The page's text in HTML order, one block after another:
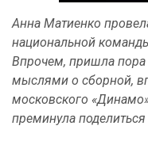
Анна Матиенко
национальной
Впрочем, пришла
мыслями о сборной,
московского
преминула